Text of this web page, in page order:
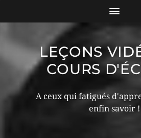
LEÇONS
COURS
A ceux qui fatigués
enfin savoir !